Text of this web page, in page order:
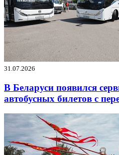
31.07.2026
В Беларуси появился
автобусных билетов с